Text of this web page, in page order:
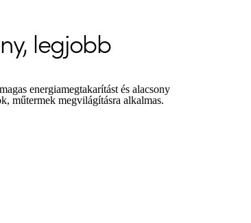
legjobb
energiamegtakarítást és alacsony
műtermek megvilágításra alkalmas.